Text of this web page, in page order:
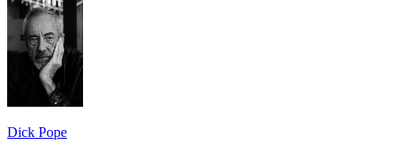
Dick Pope